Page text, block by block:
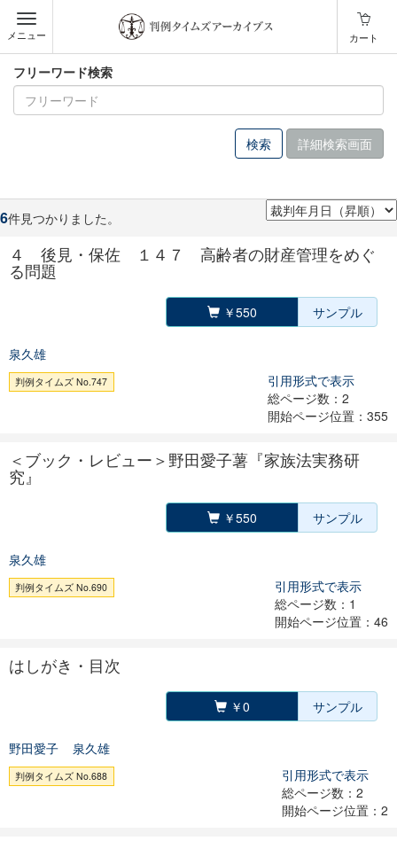
メニュー カート
フリーワード検索
詳細検索画面
6件見つかりました。
４ 後見・保佐 １４７ 高齢者の財産管理をめぐ
る問題
￥550 サンプル
泉久雄
判例タイムズ No.747
引用形式で表示
総ページ数：2
開始ページ位置：355
＜ブック・レビュー＞野田愛子薯『家族法実務研
究』
￥550 サンプル
泉久雄
判例タイムズ No.690
引用形式で表示
総ページ数：1
開始ページ位置：46
はしがき・目次
￥0 サンプル
野田愛子 泉久雄
判例タイムズ No.688
引用形式で表示
総ページ数：2
開始ページ位置：2